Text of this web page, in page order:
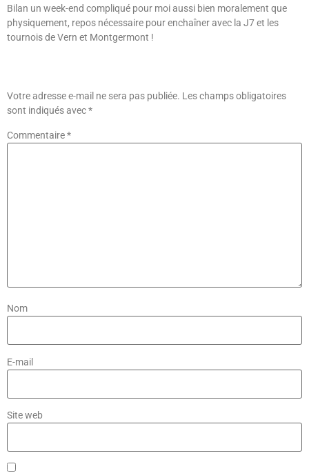
Bilan un week-end compliqué pour moi aussi bien moralement que
physiquement, repos nécessaire pour enchaîner avec la J7 et les
tournois de Vern et Montgermont !
Votre adresse e-mail ne sera pas publiée. Les champs obligatoires
sont indiqués avec*
Commentaire*
Nom
E-mail
Site web